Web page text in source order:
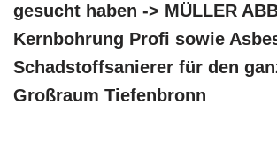
gesucht haben -> MÜLLER
Kernbohrung Profi sowie
Schadstoffsanierer für den
Großraum Tiefenbronn